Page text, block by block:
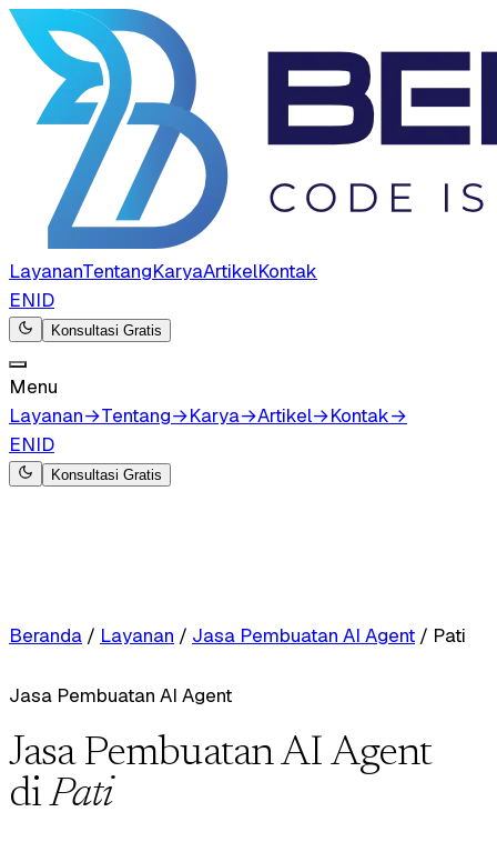
LayananTentangKaryaArtikelKontak
ENID
Konsultasi Gratis
Menu
Layanan→Tentang→Karya→Artikel→Kontak→
ENID
Konsultasi Gratis
Beranda / Layanan / Jasa Pembuatan AI Agent / Pati
Jasa Pembuatan AI Agent
Jasa Pembuatan AI Agent
diPati